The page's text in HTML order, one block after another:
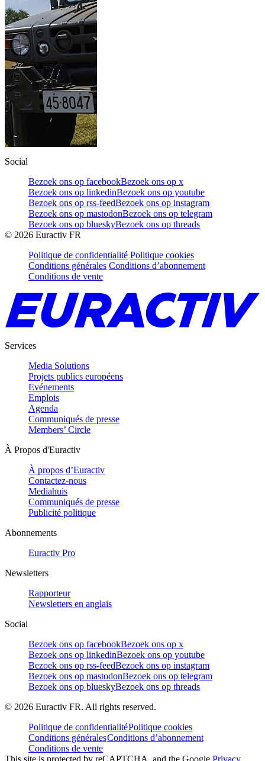
Social
Bezoek ons op facebookBezoek ons op x
Bezoek ons op linkedinBezoek ons op youtube
Bezoek ons op rss-feedBezoek ons op instagram
Bezoek ons op mastodonBezoek ons op telegram
Bezoek ons op blueskyBezoek ons op threads
© 2026 Euractiv FR
Politique de confidentialité Politique cookies
Conditions générales Conditions d’abonnement
Conditions de vente
Services
Media Solutions
Projets publics européens
Evénements
Emplois
Agenda
Communiqués de presse
Members’ Circle
À Propos d'Euractiv
À propos d’Euractiv
Contactez-nous
Mediahuis
Communiqués de presse
Publicité politique
Abonnements
Euractiv Pro
Newsletters
Rapporteur
Newsletters en anglais
Social
Bezoek ons op facebookBezoek ons op x
Bezoek ons op linkedinBezoek ons op youtube
Bezoek ons op rss-feedBezoek ons op instagram
Bezoek ons op mastodonBezoek ons op telegram
Bezoek ons op blueskyBezoek ons op threads
© 2026 Euractiv FR. All rights reserved.
Politique de confidentialitéPolitique cookies
Conditions généralesConditions d’abonnement
Conditions de vente
This site is protected by reCAPTCHA, and the Google Privacy